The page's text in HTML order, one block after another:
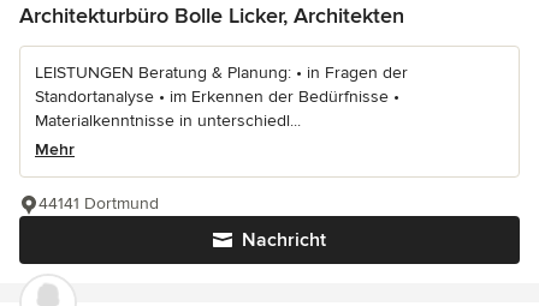
Architekturbüro Bolle Licker, Architekten
LEISTUNGEN Beratung & Planung: • in Fragen der
Standortanalyse • im Erkennen der Bedürfnisse •
Materialkenntnisse in unterschiedl...
Mehr
Nachricht
44141 Dortmund